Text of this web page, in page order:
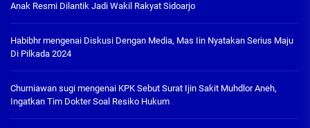
Anak Resmi Dilantik Jadi Wakil Rakyat Sidoarjo
Habibhrmengenai Diskusi Dengan Media, Mas Iin Nyatakan Serius Maju
Di Pilkada 2024
Churniawan sugi mengenai KPK Sebut Surat Ijin Sakit Muhdlor Aneh,
Ingatkan Tim Dokter Soal Resiko Hukum